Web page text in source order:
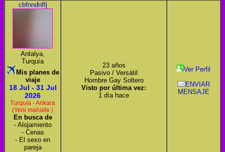
cbfnndnffj
Antalya,
Turquía
Mis planes de
viaje
18 Jul - 31 Jul
2026
Turquía - Ankara
(Yeni mahalle )
En busca de
- Alojamiento
- Cenas
- El sexo en
pareja
23 años
Pasivo / Versátil
Hombre Gay Soltero
Visto por última vez:
1 día hace
Ver Perfil
ENVIAR
MENSAJE